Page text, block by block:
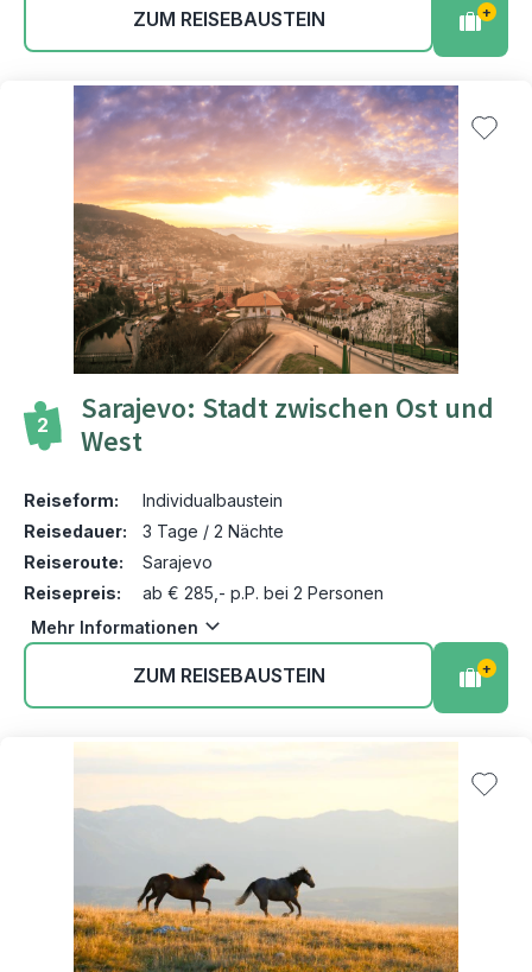
ZUM REISEBAUSTEIN +
2
Sarajevo: Stadt zwischen Ost und
West
Reiseform:
Individualbaustein
Reisedauer:
3 Tage / 2 Nächte
Reiseroute:
Sarajevo
Reisepreis:
ab € 285,- p.P. bei 2 Personen
Mehr Informationen
ZUM REISEBAUSTEIN +